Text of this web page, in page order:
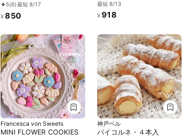
ー！
5(6)最短 8/17
¥ 850
り※お中元2026
最短 8/13
¥ 918
Francesca von Sweets
MINI FLOWER COOKIES
神戸ベル
パイコルネ・４本入